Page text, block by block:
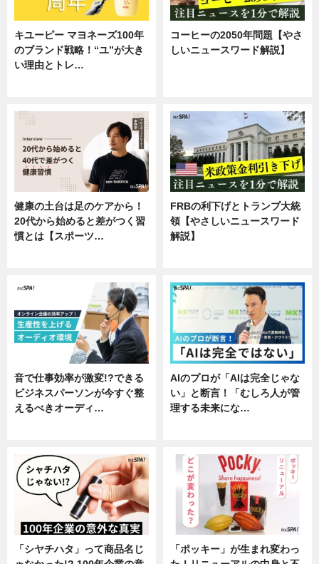
キユーピー マヨネーズ100年
のブランド戦略！“ユ”が大き
い理由とトレ…
コーヒーの2050年問題【やさ
しいニュースワード解説】
健康の土台は足のケアから！
20代から始めると差がつく習
慣とは【スポーツ…
FRBの利下げとトランプ大統
領【やさしいニュースワード
解説】
音で仕事効率が激変!?できる
ビジネスパーソンが今すぐ整
えるべきオーディ…
AIのプロが「AIは完全じゃな
い」と断言！「むしろ人が管
理する未来にな…
「シヤチハタ」って商品名じ
「ポッキー」が生まれ変わっ